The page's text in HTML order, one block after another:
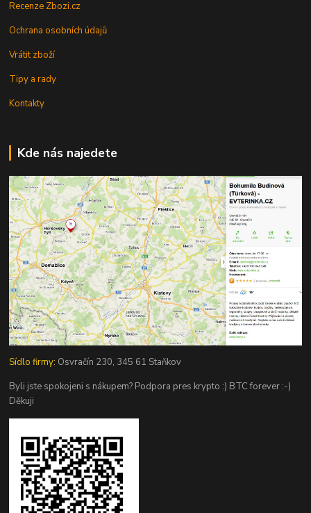
Recenze Zbozi.cz
Ochrana osobních údajů
Vrátit zboží
Tipy a rady
Kontakty
Kde nás najedete
Sídlo firmy: Osvračín 230, 345 61 Staňkov
Byli jste spokojeni s nákupem? Podpora pres krypto :) BTC forever :-)
Děkuji